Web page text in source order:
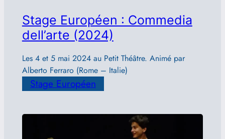
Stage Européen : Commedia
dell’arte (2024)
Les 4 et 5 mai 2024 au Petit Théâtre. Animé par
Alberto Ferraro (Rome – Italie)
Stage Européen